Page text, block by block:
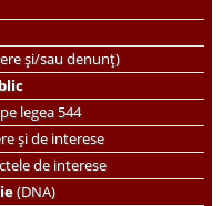
și/sau denunț)
legea 544
și de interese
de interese
(DNA)